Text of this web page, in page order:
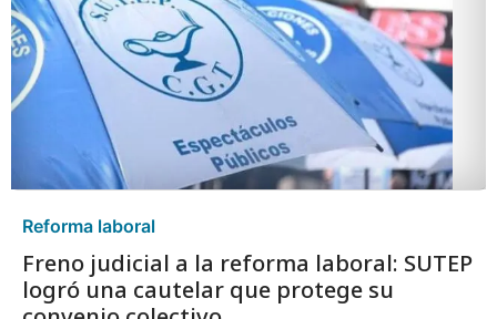
Reforma laboral
Freno judicial a la reforma laboral: SUTEP
logró una cautelar que protege su